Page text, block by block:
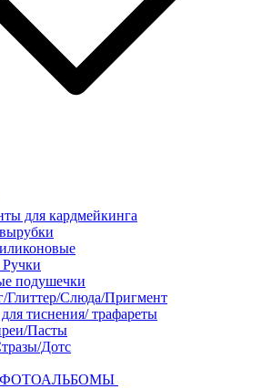
для кардмейкинга
подушечки
Глиттер/Слюда/Пригмент
тиснения/ трафареты
Пасты
Дотс
ФОТОАЛЬБОМЫ